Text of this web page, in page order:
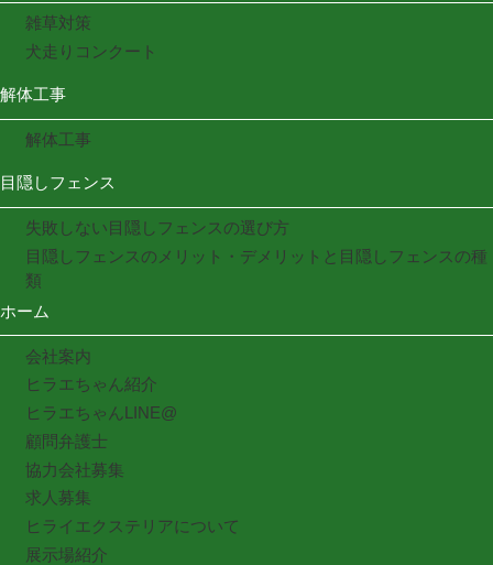
雑草対策
犬走りコンクート
解体工事
解体工事
目隠しフェンス
失敗しない目隠しフェンスの選び方
目隠しフェンスのメリット・デメリットと目隠しフェンスの種
類
ホーム
会社案内
ヒラエちゃん紹介
ヒラエちゃんLINE@
顧問弁護士
協力会社募集
求人募集
ヒライエクステリアについて
展示場紹介